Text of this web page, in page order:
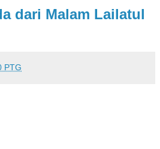
dari Malam Lailatul
PTG